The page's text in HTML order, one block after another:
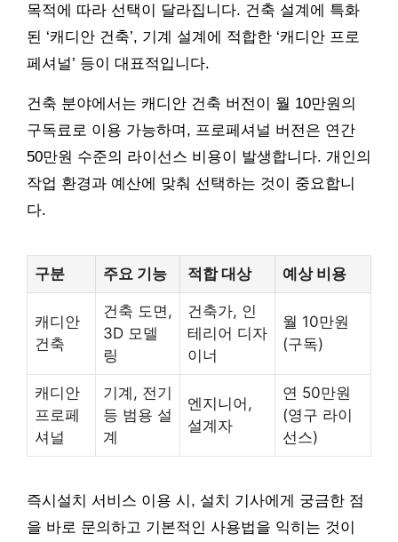
목적에 따라 선택이 달라집니다. 건축 설계에 특화
된 ‘캐디안 건축’, 기계 설계에 적합한 ‘캐디안 프로
페셔널’ 등이 대표적입니다.
건축 분야에서는 캐디안 건축 버전이 월 10만원의
구독료로 이용 가능하며, 프로페셔널 버전은 연간
50만원 수준의 라이선스 비용이 발생합니다. 개인의
작업 환경과 예산에 맞춰 선택하는 것이 중요합니
다.
구분 주요 기능 적합 대상 예상 비용
캐디안
건축
건축 도면,
3D 모델
링
건축가, 인
테리어 디자
이너
월 10만원
(구독)
캐디안
프로페
셔널
기계, 전기
등 범용 설
계
엔지니어,
설계자
연 50만원
(영구 라이
선스)
즉시설치 서비스 이용 시, 설치 기사에게 궁금한 점
을 바로 문의하고 기본적인 사용법을 익히는 것이